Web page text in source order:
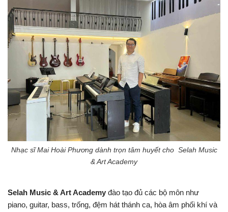
Nhạc sĩ Mai Hoài Phương dành trọn tâm huyết cho Selah Music
& Art Academy
Selah Music & Art Academy đào tạo đủ các bộ môn như
piano, guitar, bass, trống, đệm hát thánh ca, hòa âm phối khí và